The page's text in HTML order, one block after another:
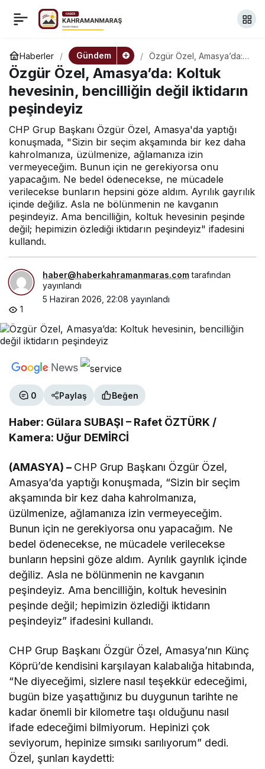
Haberler Gündem
Özgür Özel, Amasya’da:
Koltuk hevesinin,
bencilliğin değil iktidarın
peşindeyiz
Özgür Özel, Amasya’da: Koltuk
hevesinin, bencilliğin değil iktidarın
peşindeyiz
CHP Grup Başkanı Özgür Özel, Amasya'da yaptığı
konuşmada, "Sizin bir seçim akşamında bir kez daha
kahrolmanıza, üzülmenize, ağlamanıza izin
vermeyeceğim. Bunun için ne gerekiyorsa onu
yapacağım. Ne bedel ödenecekse, ne mücadele
verilecekse bunların hepsini göze aldım. Ayrılık gayrılık
içinde değiliz. Asla ne bölünmenin ne kavganın
peşindeyiz. Ama bencilliğin, koltuk hevesinin peşinde
değil; hepimizin özlediği iktidarın peşindeyiz" ifadesini
kullandı.
haber@haberkahramanmaras.comtarafından
yayınlandı
5 Haziran 2026, 22:08 yayınlandı
1
0 Paylaş Beğen
Haber: Gülara SUBAŞI – Rafet ÖZTÜRK /
Kamera: Uğur DEMİRCİ
(AMASYA) – CHP Grup Başkanı Özgür Özel,
Amasya’da yaptığı konuşmada, “Sizin bir seçim
akşamında bir kez daha kahrolmanıza,
üzülmenize, ağlamanıza izin vermeyeceğim.
Bunun için ne gerekiyorsa onu yapacağım. Ne
bedel ödenecekse, ne mücadele verilecekse
bunların hepsini göze aldım. Ayrılık gayrılık içinde
değiliz. Asla ne bölünmenin ne kavganın
peşindeyiz. Ama bencilliğin, koltuk hevesinin
peşinde değil; hepimizin özlediği iktidarın
peşindeyiz” ifadesini kullandı.
CHP Grup Başkanı Özgür Özel, Amasya’nın Künç
Köprü’de kendisini karşılayan kalabalığa hitabında,
“Ne diyeceğimi, sizlere nasıl teşekkür edeceğimi,
bugün bize yaşattığınız bu duygunun tarihte ne
kadar önemli bir kilometre taşı olduğunu nasıl
ifade edeceğimi bilmiyorum. Hepinizi çok
seviyorum, hepinize sımsıkı sarılıyorum” dedi.
Özel, şunları kaydetti:
Sincan Cezaevi’nde
tahliye olan İsmail Arı:
‘Haber alma’ hakkına ve
gazeteciliğe sahip çıkan
herkese teşekkür ederim
Paylaş